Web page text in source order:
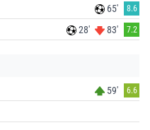
65' 8.6
28' 83' 7.2
59' 6.6